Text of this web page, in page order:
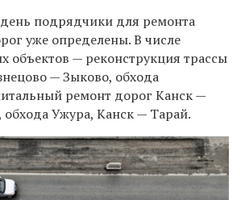
подрядчики для ремонта
уже определены. В числе
объектов — реконструкция трассы
— Зыково, обхода
ремонт дорог Канск —
обхода Ужура, Канск — Тарай.